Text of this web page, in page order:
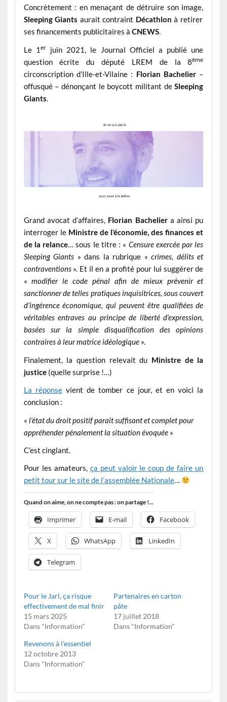
Concrètement : en menaçant de détruire son image,
Sleeping Giants aurait contraint Décathlon à retirer
ses financements publicitaires à CNEWS.
Le 1 erjuin 2021, le Journal Officiel a publié une
question écrite du député LREM de la 8ème
circonscription d’Ille-et-Vilaine : Florian Bachelier –
offusqué – dénonçant le boycott militant deSleeping
Giants.
Grand avocat d’affaires, Florian Bacheliera ainsi pu
interroger le Ministre de l’économie, des finances et
de la relance… sous le titre : « Censure exercée par les
Sleeping Giants » dans la rubrique «crimes, délits et
contraventions». Et il en a profité pour lui suggérer de
«modifier le code pénal afin de mieux prévenir et
sanctionner de telles pratiques inquisitrices, sous couvert
d’ingérence économique, qui peuvent être qualifiées de
véritables entraves au principe de liberté d’expression,
basées sur la simple disqualification des opinions
contraires à leur matrice idéologique».
Finalement, la question relevait du Ministre de la
justice(quelle surprise !…)
La réponsevient de tomber ce jour, et en voici la
conclusion :
« l’état du droit positif parait suffisant et complet pour
appréhender pénalement la situation évoquée»
C’est cinglant.
Pour les amateurs, ça peut valoir le coup de faire un
petit tour sur le site de l’assemblée Nationale…
Quand on aime, on ne compte pas : on partage !...
Imprimer E-mail Facebook
X WhatsApp LinkedIn
Telegram
Pour le Jarl, ça risque
effectivement de mal finir
15 mars 2025
Dans "Information"
Partenaires en carton
pâte
17 juillet 2018
Dans "Information"
Revenons à l’essentiel
12 octobre 2013
Dans "Information"